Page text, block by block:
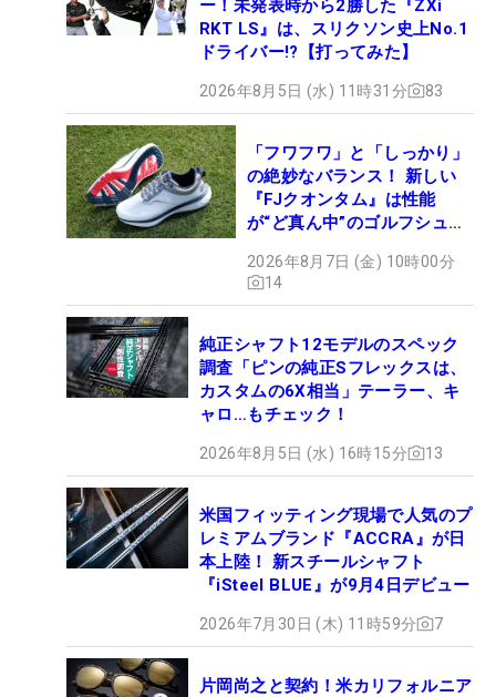
ー！未発表時から2勝した『ZXi
RKT LS』は、スリクソン史上No.1
ドライバー!?【打ってみた】
2026年8月5日 (水) 11時31分 83
「フワフワ」と「しっかり」
の絶妙なバランス！ 新しい
『FJクオンタム』は性能
が“ど真ん中”のゴルフシュー
2026年8月7日 (金) 10時00分
14
純正シャフト12モデルのスペック
調査「ピンの純正Sフレックスは、
カスタムの6X相当」テーラー、キ
ャロ…もチェック！
2026年8月5日 (水) 16時15分 13
米国フィッティング現場で人気のプ
レミアムブランド『ACCRA』が日
本上陸！ 新スチールシャフト
『iSteel BLUE』が9月4日デビュー
2026年7月30日 (木) 11時59分 7
片岡尚之と契約！米カリフォルニア